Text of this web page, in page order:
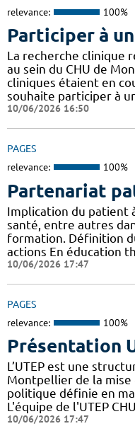
relevance: 100%
Participer à
La recherche clinique
au sein du CHU de
cliniques étaient en
souhaite participer à
10/06/2026 16:50
PAGES
relevance: 100%
Partenariat
Implication du patient
santé, entre autres
formation. Définition
actions En éducation
10/06/2026 17:47
PAGES
relevance: 100%
Présentation
L’UTEP est une
Montpellier de la
politique définie en
L'équipe de l'UTEP
10/06/2026 17:47